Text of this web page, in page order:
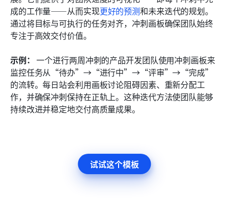
成的工作量——从而实现更好的预测和未来迭代的规划。
通过将目标与可执行的任务对齐，冲刺画板确保团队始终
专注于高效交付价值。
示例： 一个进行两周冲刺的产品开发团队使用冲刺画板来
监控任务从“待办”→“进行中”→“评审”→“完成”
的流转。每日站会利用画板讨论阻碍因素、重新分配工
作，并确保冲刺保持在正轨上。这种迭代方法使团队能够
持续改进并稳定地交付高质量成果。
试试这个模板